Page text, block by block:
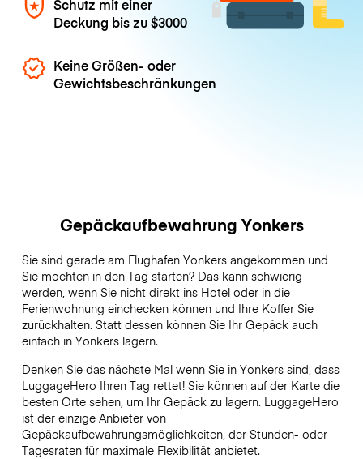
Schutz mit einer
Deckung bis zu$3000
Keine Größen- oder
Gewichtsbeschränkungen
Gepäckaufbewahrung Yonkers
Sie sind gerade am Flughafen Yonkers angekommen und
Sie möchten in den Tag starten? Das kann schwierig
werden, wenn Sie nicht direkt ins Hotel oder in die
Ferienwohnung einchecken können und Ihre Koffer Sie
zurückhalten. Statt dessen können Sie Ihr Gepäck auch
einfach in Yonkers lagern.
Denken Sie das nächste Mal wenn Sie in Yonkers sind, dass
LuggageHero Ihren Tag rettet! Sie können auf der Karte die
besten Orte sehen, um Ihr Gepäck zu lagern. LuggageHero
ist der einzige Anbieter von
Gepäckaufbewahrungsmöglichkeiten, der Stunden- oder
Tagesraten für maximale Flexibilität anbietet.